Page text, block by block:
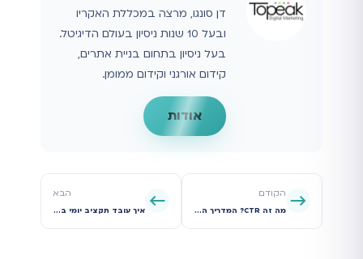
דן סונגו, מרצה במכללת האקריו
ובעל 10 שנות ניסיון בעולם הדיגיטל.
בעל ניסיון בתחום בניית אתרים,
קידום אורגני וקידום ממומן.
אודות
הקודם
מה זה CTR? המדריך המלא ו-10 דרכים מוכחות להזניק את שיעור הקליקים שלכם
הבא
איך עובד תקציב יומי בגוגל אדס (והאם הוא באמת יומי)?